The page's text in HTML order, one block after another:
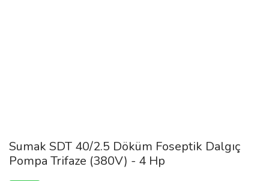
Sumak SDT 40/2.5 Döküm Foseptik Dalgıç
Pompa Trifaze (380V) - 4 Hp